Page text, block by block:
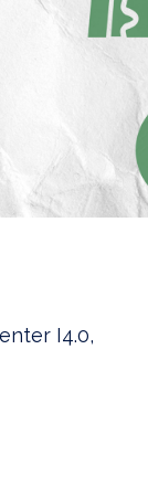
I4.0,